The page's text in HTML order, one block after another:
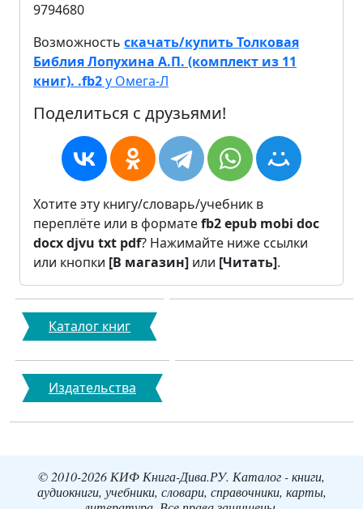
9794680
Возможность скачать/купить Толковая
Библия Лопухина А.П. (комплект из 11
книг). .fb2у Омега-Л
Поделиться с друзьями!
Хотите эту книгу/словарь/учебник в
переплёте или в форматеfb2epub mobi doc
docxdjvu txt pdf? Нажимайте ниже ссылки
или кнопки [В магазин] или [Читать].
Каталог книг
Издательства
© 2010-2026 КИФ Книга-Дива.РУ. Каталог - книги,
аудиокниги, учебники, словари, справочники, карты,